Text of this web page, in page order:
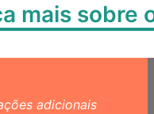
mais sobre
adicionais